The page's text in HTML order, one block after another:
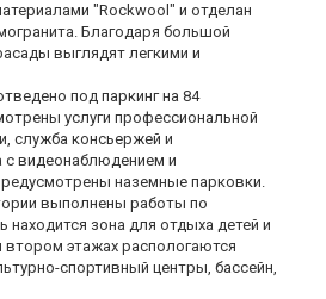
"Rockwool" и отделан
Благодаря большой
выглядят легкими и
под паркинг на 84
услуги профессиональной
служба консьержей и
с видеонаблюдением и
наземные парковки.
выполнены работы по
находится зона для отдыха детей и
этажах распологаются
спортивный центры, бассейн,